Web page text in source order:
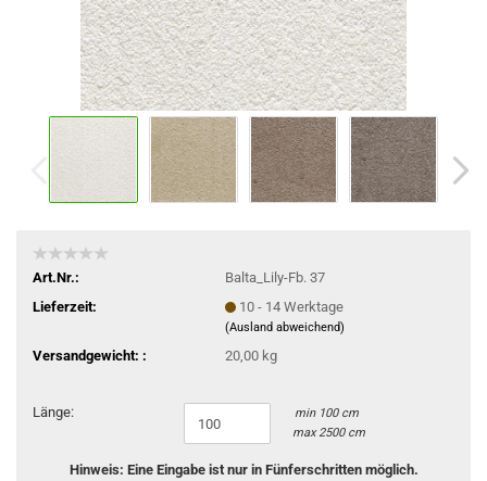
Art.Nr.:
Balta_Lily-Fb. 37
Lieferzeit:
10 - 14 Werktage
(Ausland abweichend)
Versandgewicht: : 20,00 kg
Länge:
min 100 cm
max 2500 cm
Hinweis: Eine Eingabe ist nur in Fünferschritten möglich.